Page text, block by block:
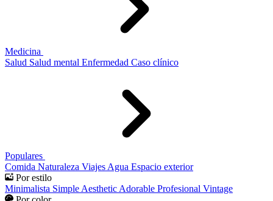
Medicina
Salud Salud mental Enfermedad Caso clínico
Populares
Comida Naturaleza Viajes Agua Espacio exterior
Por estilo
Minimalista Simple Aesthetic Adorable Profesional Vintage